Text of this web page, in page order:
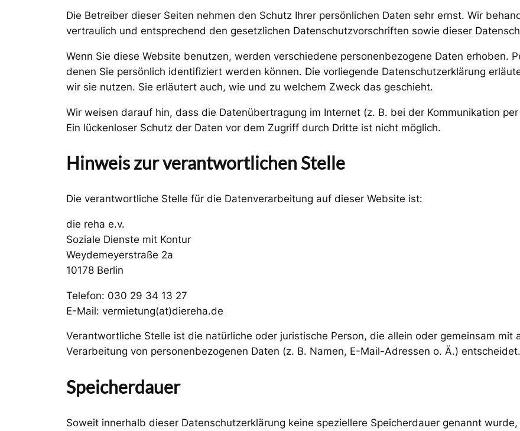
Die Betreiber dieser Seiten nehmen den Schutz Ihrer persönlichen Daten sehr ernst. Wir
vertraulich und entsprechend den gesetzlichen Datenschutzvorschriften sowie dieser
Wenn Sie diese Website benutzen, werden verschiedene personenbezogene Daten erhoben.
denen Sie persönlich identifiziert werden können. Die vorliegende Datenschutzerklärung
wir sie nutzen. Sie erläutert auch, wie und zu welchem Zweck das geschieht.
Wir weisen darauf hin, dass die Datenübertragung im Internet (z. B. bei der Kommunikation
Ein lückenloser Schutz der Daten vor dem Zugriff durch Dritte ist nicht möglich.
Hinweis zur verantwortlichen Stelle
Die verantwortliche Stelle für die Datenverarbeitung auf dieser Website ist:
die reha e.v.
Soziale Dienste mit Kontur
Weydemeyerstraße 2a
10178 Berlin
Telefon: 030 29 34 13 27
E-Mail: vermietung(at)diereha.de
Verantwortliche Stelle ist die natürliche oder juristische Person, die allein oder gemeinsam
Verarbeitung von personenbezogenen Daten (z. B. Namen, E-Mail-Adressen o. Ä.) entscheidet.
Speicherdauer
Soweit innerhalb dieser Datenschutzerklärung keine speziellere Speicherdauer genannt